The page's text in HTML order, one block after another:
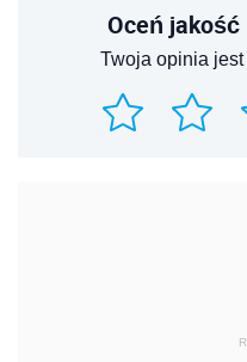
Oceń jakość
Twoja opinia